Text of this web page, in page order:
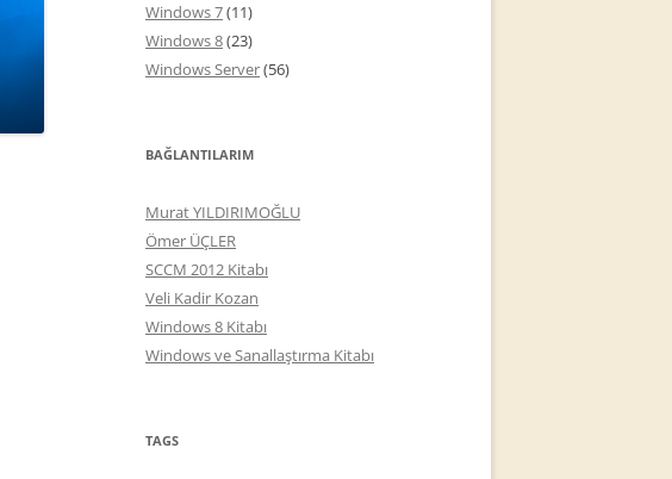
Windows 7(11)
Windows 8(23)
Windows Server(56)
BAĞLANTILARIM
Murat YILDIRIMOĞLU
Ömer ÜÇLER
SCCM 2012 Kitabı
Veli Kadir Kozan
Windows 8 Kitabı
Windows ve Sanallaştırma Kitabı
TAGS